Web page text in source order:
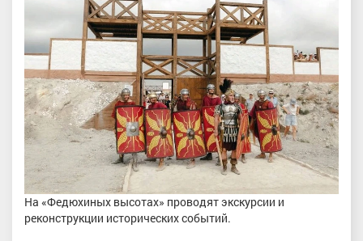
На «Федюхиных высотах» проводят экскурсии и
реконструкции исторических событий.